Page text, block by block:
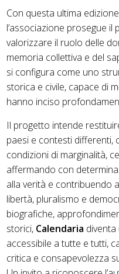
Con questa ultima
l’associazione prosegue
valorizzare il ruolo delle
memoria collettiva e del
si configura come uno
storica e civile, capace di
hanno inciso
Il progetto intende
paesi e contesti differenti,
condizioni di marginalità,
affermando con
alla verità e contribuendo
libertà, pluralismo e
biografiche,
storici, Calendaria
accessibile a tutte e tutti,
critica e consapevolezza